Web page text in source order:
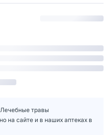
травы
на сайте и в наших аптеках в